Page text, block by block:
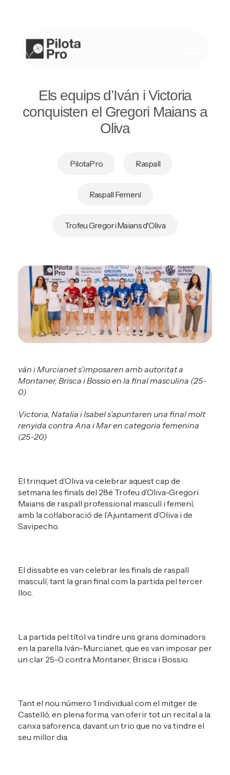
contenido
Els equips d’Iván i Victoria
conquisten el Gregori Maians a
Oliva
PilotaPro Raspall
Raspall Femení
Trofeu Gregori Maians d'Oliva
ván i Murcianet s’imposaren amb autoritat a
Montaner, Brisca i Bossio en la final masculina (25-
0)
Victoria, Natalia i Isabel s’apuntaren una final molt
renyida contra Ana i Mar en categoria femenina
(25-20)
El trinquet d’Oliva va celebrar aquest cap de
setmana les finals del 28é Trofeu d’Oliva-Gregori
Maians de raspall professional masculí i femení,
amb la col·laboració de l’Ajuntament d’Oliva i de
Savipecho.
El dissabte es van celebrar les finals de raspall
masculí, tant la gran final com la partida pel tercer
lloc.
La partida pel títol va tindre uns grans dominadors
en la parella Iván-Murcianet, que es van imposar per
un clar 25-0 contra Montaner, Brisca i Bossio.
Tant el nou número 1 individual com el mitger de
Castelló, en plena forma, van oferir tot un recital a la
canxa saforenca, davant un trio que no va tindre el
seu millor dia.